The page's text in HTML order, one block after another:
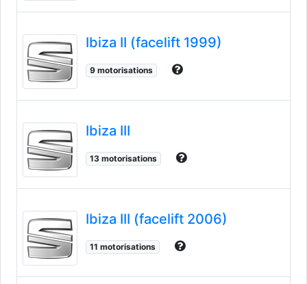
Ibiza II (facelift 1999)
9 motorisations
Ibiza III
13 motorisations
Ibiza III (facelift 2006)
11 motorisations